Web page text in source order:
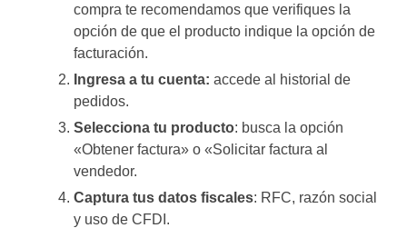
compra te recomendamos que verifiques la
opción de que el producto indique la opción de
facturación.
Ingresa a tu cuenta: accede al historial de
pedidos.
Selecciona tu producto: busca la opción
«Obtener factura» o «Solicitar factura al
vendedor.
Captura tus datos fiscales: RFC, razón social
y uso de CFDI.